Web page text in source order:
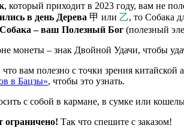
, который приходит в 2023 году, вам не
в день Дерева 甲 или 乙, то Собака
Собака – ваш Полезный Бог (полезный
монеты – знак Двойной Удачи, чтобы
вам полезно с точки зрения
в Бацзы», чтобы это узнать.
с собой в кармане, в сумке или
ограничено! Так что спешите с заказом!